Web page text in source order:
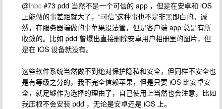
@lhbc #73 pdd 当然不是一个可信的 app ，但是在安卓和 iOS
上能做的事差距就大了，“可信”这种事也不是非黑即白的。诚
然，在服务器端做的事苹果没法管，但是客户端 app 总是有所
收敛的。比如 pdd 曾爆出直接删除安卓用户相册里的图片，但
是在 iOS 设备就没有。
这些软件系统当然做不到绝对保护隐私和安全，但同样不安全也
是有等级之分的，我不完全信赖苹果，但是只要 iOS 比安卓安
全，就足够作为选择的理由了，自己使用上当然也会注意，比如
我压根不会安装 pdd ，无论是安卓还是 iOS 上。